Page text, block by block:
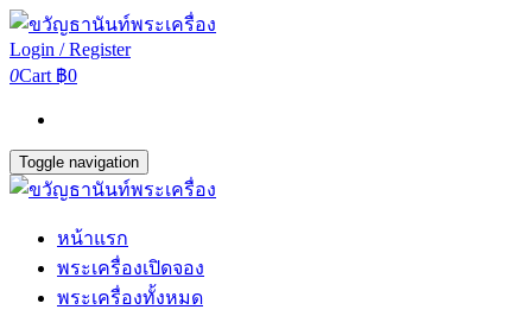
Login / Register
0Cart ฿0
Toggle navigation
หน้าแรก
พระเครื่องเปิดจอง
พระเครื่องทั้งหมด